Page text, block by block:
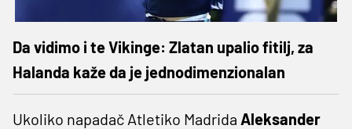
Da vidimo i te Vikinge: Zlatan upalio fitilj, za
Halanda kaže da je jednodimenzionalan
Ukoliko napadač Atletiko Madrida Aleksander